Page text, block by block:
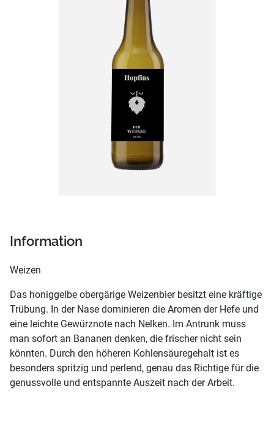
Information
Weizen
Das honiggelbe obergärige Weizenbier besitzt eine kräftige
Trübung. In der Nase dominieren die Aromen der Hefe und
eine leichte Gewürznote nach Nelken. Im Antrunk muss
man sofort an Bananen denken, die frischer nicht sein
könnten. Durch den höheren Kohlensäuregehalt ist es
besonders spritzig und perlend, genau das Richtige für die
genussvolle und entspannte Auszeit nach der Arbeit.